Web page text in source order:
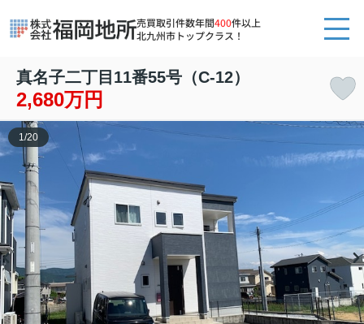
売買取引件数年間400件以上
北九州市トップクラス！
真名子二丁目11番55号（C-12）
2,680万円
1/20